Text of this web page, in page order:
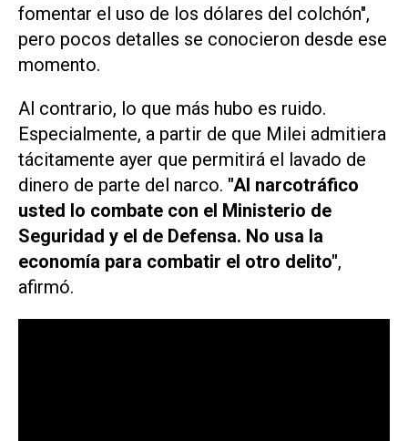
fomentar el uso de los dólares del colchón",
pero pocos detalles se conocieron desde ese
momento.
Al contrario, lo que más hubo es ruido.
Especialmente, a partir de que Milei admitiera
tácitamente ayer que permitirá el lavado de
dinero de parte del narco. "Al narcotráfico
usted lo combate con el Ministerio de
Seguridad y el de Defensa. No usa la
economía para combatir el otro delito",
afirmó.